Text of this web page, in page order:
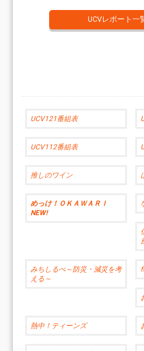
UCVレポート一
UCV121番組表
UCV112番組表
推しのワイン
めっけ！ＯＫＡＷＡＲＩ
NEW!
みちしるべ～防災・減災を考
える～
熱中！ティーンズ